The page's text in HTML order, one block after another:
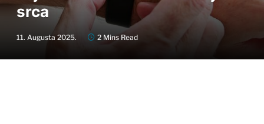
srca
11. Augusta 2025. 2 Mins Read